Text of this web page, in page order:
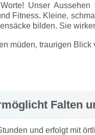
Unser
Fitness. Kleine,
bilden. Sie
müden, traurigen
Falten
und erfolgt mit